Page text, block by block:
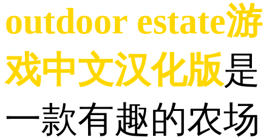
outdoor estate游
戏中文汉化版是
一款有趣的农场